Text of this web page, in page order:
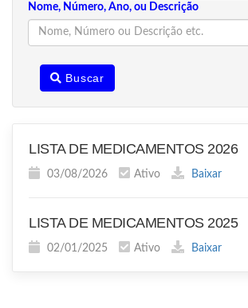
Nome, Número, Ano, ou Descrição
Buscar
LISTA DE MEDICAMENTOS 2026
03/08/2026 Ativo Baixar
LISTA DE MEDICAMENTOS 2025
02/01/2025 Ativo Baixar